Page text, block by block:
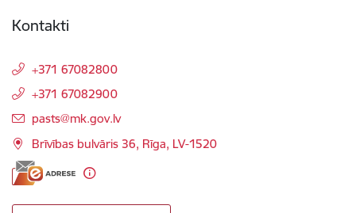
Kontakti
+371 67082800
+371 67082900
E-pasts:
pasts@mk.gov.lv
Brīvības bulvāris 36, Rīga, LV-1520